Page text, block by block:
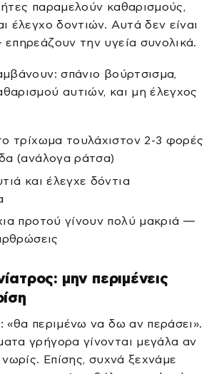
παραμελούν καθαρισμούς,
έλεγχο δοντιών. Αυτά δεν είναι
την υγεία συνολικά.
σπάνιο βούρτσισμα,
αυτιών, και μη έλεγχος
τρίχωμα τουλάχιστον 2-3 φορές
(ανάλογα ράτσα)
και έλεγχε δόντια
προτού γίνουν πολύ μακριά —
μην περιμένεις
«θα περιμένω να δω αν περάσει».
γρήγορα γίνονται μεγάλα αν
νωρίς. Επίσης, συχνά ξεχνάμε